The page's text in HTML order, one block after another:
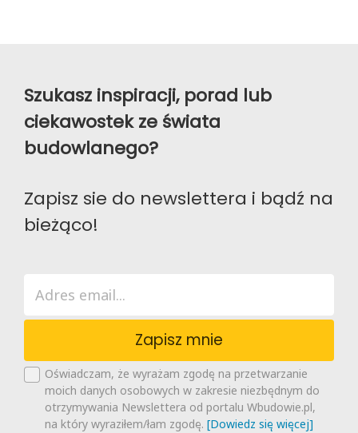
Szukasz inspiracji, porad lub
ciekawostek ze świata
budowlanego?
Zapisz sie do newslettera i bądź na
bieżąco!
Zapisz mnie
Oświadczam, że wyrażam zgodę na przetwarzanie
moich danych osobowych w zakresie niezbędnym do
otrzymywania Newslettera od portalu Wbudowie.pl,
na który wyraziłem/łam zgodę. [Dowiedz się więcej]